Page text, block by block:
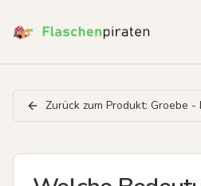
Zurück zum Produkt: Groebe -